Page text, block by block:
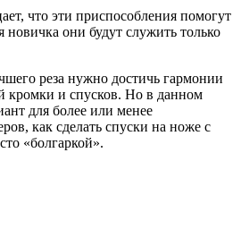
что эти приспособления помогут
новичка они будут служить только
реза нужно достичь гармонии
кромки и спусков. Но в данном
для более или менее
как сделать спуски на ноже с
«болгаркой».